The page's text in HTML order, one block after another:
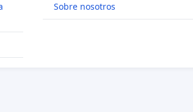
Sobre nosotros